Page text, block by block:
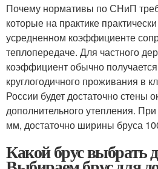
Почему нормативы по СНиП
которые на практике
усредненном коэффициенте
теплопередаче. Для частного
коэффициент обычно
круглогодичного проживания в
России будет достаточно стены
дополнительного утепления.
мм, достаточно ширины бруса
Какой брус выбрать